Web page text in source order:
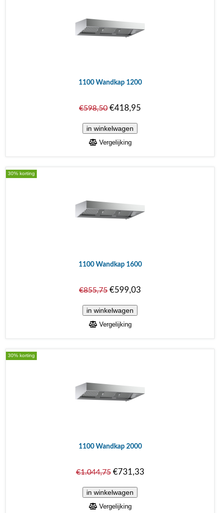
1100 Wandkap 1200
€598,50 €418,95
Vergelijking
30% korting
1100 Wandkap 1600
€855,75 €599,03
Vergelijking
30% korting
1100 Wandkap 2000
€1.044,75€731,33
Vergelijking